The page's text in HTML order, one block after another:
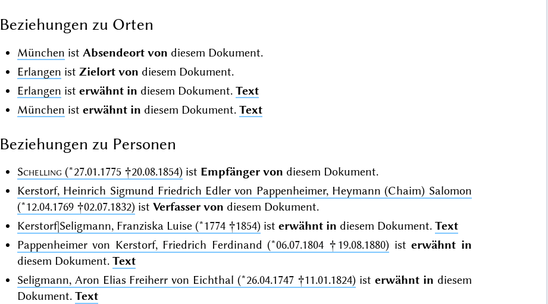
Beziehungen zu Orten
München ist Absendeort von diesem Dokument.
Erlangen ist Zielort von diesem Dokument.
Erlangen ist erwähnt in diesem Dokument. Text
München ist erwähnt in diesem Dokument. Text
Beziehungen zu Personen
Schelling (*27.01.1775 †20.08.1854)ist Empfänger von diesem Dokument.
Kerstorf, Heinrich Sigmund Friedrich Edler von Pappenheimer, Heymann (Chaim) Salomon
(*12.04.1769 †02.07.1832)ist Verfasser von diesem Dokument.
Kerstorf|Seligmann, Franziska Luise (*1774 †1854)ist erwähnt in diesem Dokument. Text
Pappenheimer von Kerstorf, Friedrich Ferdinand (*06.07.1804 †19.08.1880) isterwähnt in
diesem Dokument. Text
Seligmann, Aron Elias Freiherr von Eichthal (*26.04.1747 †11.01.1824) isterwähnt in diesem
Dokument. Text